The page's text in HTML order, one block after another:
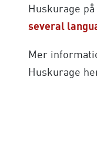
Huskurage
several
Mer
Huskurage